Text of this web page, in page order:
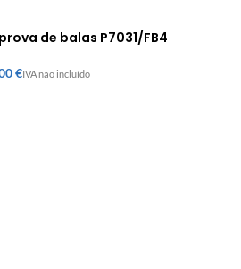
de balas P7031/FB4
€